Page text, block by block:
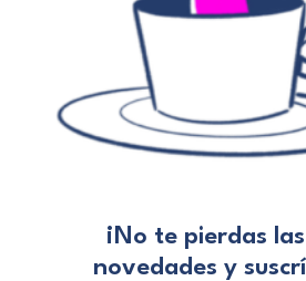
¡No te pierdas
novedades y